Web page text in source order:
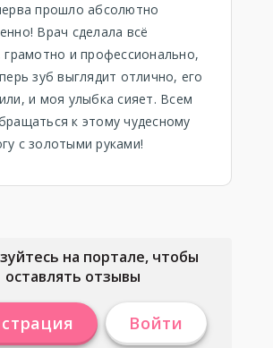
прошло абсолютно
Врач сделала всё
грамотно и профессионально,
зуб выглядит отлично, его
и моя улыбка сияет. Всем
к этому чудесному
с золотыми руками!
на портале, чтобы
оставлять отзывы
Войти